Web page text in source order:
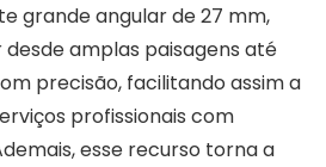
grande angular de 27 mm,
amplas paisagens até
precisão, facilitando assim a
profissionais com
esse recurso torna a